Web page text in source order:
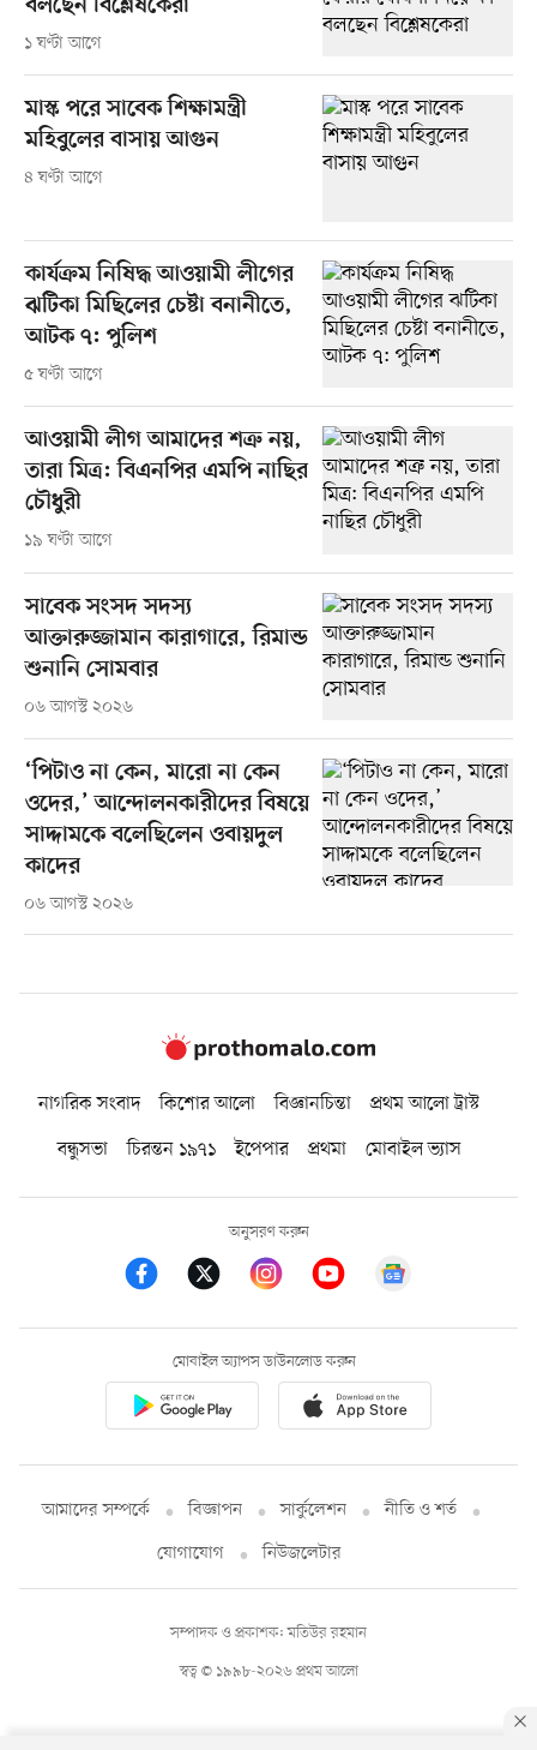
বলছেন বিশ্লেষকেরা
১ ঘণ্টা আগে
মাস্ক পরে সাবেক শিক্ষামন্ত্রী
মহিবুলের বাসায় আগুন
৪ ঘণ্টা আগে
কার্যক্রম নিষিদ্ধ আওয়ামী লীগের
ঝটিকা মিছিলের চেষ্টা বনানীতে,
আটক ৭: পুলিশ
৫ ঘণ্টা আগে
আওয়ামী লীগ আমাদের শত্রু নয়,
তারা মিত্র: বিএনপির এমপি নাছির
চৌধুরী
১৯ ঘণ্টা আগে
সাবেক সংসদ সদস্য
আক্তারুজ্জামান কারাগারে, রিমান্ড
শুনানি সোমবার
০৬ আগস্ট ২০২৬
‘পিটাও না কেন, মারো না কেন
ওদের,’ আন্দোলনকারীদের বিষয়ে
সাদ্দামকে বলেছিলেন ওবায়দুল
কাদের
০৬ আগস্ট ২০২৬
নাগরিক সংবাদ কিশোর আলো বিজ্ঞানচিন্তা
প্রথম আলো ট্রাস্ট
বন্ধুসভা
চিরন্তন ১৯৭১ ইপেপার প্রথমা মোবাইল ভ্যাস
অনুসরণ করুন
মোবাইল অ্যাপস ডাউনলোড করুন
আমাদের সম্পর্কে বিজ্ঞাপন সার্কুলেশন
নীতি ও শর্ত
যোগাযোগ
নিউজলেটার
স্বত্ব © ১৯৯৮-২০২৬ প্রথম আলো
সম্পাদক ও প্রকাশক: মতিউর রহমান